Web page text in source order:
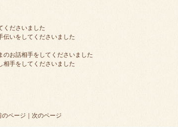
ださいました
いをしてくださいました
お話相手をしてくださいました
手をしてくださいました
のページ 次のページ